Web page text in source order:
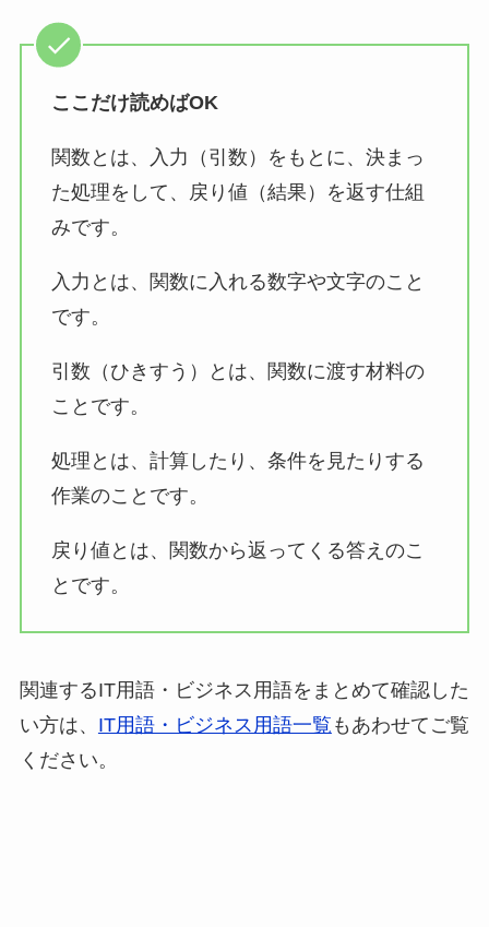
ここだけ読めばOK
関数とは、入力（引数）をもとに、決まっ
た処理をして、戻り値（結果）を返す仕組
みです。
入力とは、関数に入れる数字や文字のこと
です。
引数（ひきすう）とは、関数に渡す材料の
ことです。
処理とは、計算したり、条件を見たりする
作業のことです。
戻り値とは、関数から返ってくる答えのこ
とです。
関連するIT用語・ビジネス用語をまとめて確認した
い方は、 IT用語・ビジネス用語一覧 もあわせてご覧
ください。